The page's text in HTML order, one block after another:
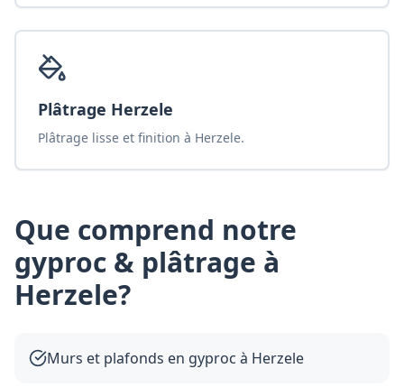
Plâtrage Herzele
Plâtrage lisse et finition à Herzele.
Que comprend notre
gyproc & plâtrage à
Herzele?
Murs et plafonds en gyproc à Herzele